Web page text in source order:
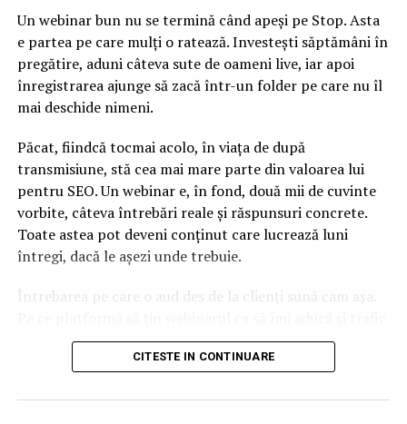
Un webinar bun nu se termină când apeși pe Stop. Asta
e partea pe care mulți o ratează. Investești săptămâni în
pregătire, aduni câteva sute de oameni live, iar apoi
înregistrarea ajunge să zacă într-un folder pe care nu îl
mai deschide nimeni.
Păcat, fiindcă tocmai acolo, în viața de după
transmisiune, stă cea mai mare parte din valoarea lui
pentru SEO. Un webinar e, în fond, două mii de cuvinte
vorbite, câteva întrebări reale și răspunsuri concrete.
Toate astea pot deveni conținut care lucrează luni
întregi, dacă le așezi unde trebuie.
Întrebarea pe care o aud des de la clienți sună cam așa.
din Google, nu doar lead-uri pe moment? Răspunsul
scurt e că platforma contează, dar nu în felul în care
CITESTE IN CONTINUARE